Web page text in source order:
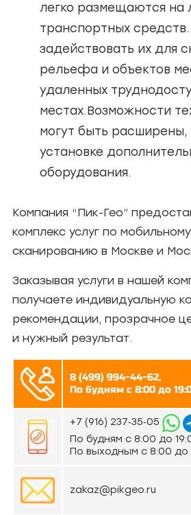
легко размещаются на
транспортных
задействовать их для
рельефа и объектов
удаленных
местах.Возможности
могут быть расширены,
установке
оборудования.
Компания “Пик-Гео”
комплекс услуг по
сканированию в Москве и
Заказывая услуги в нашей
получаете индивидуальную
рекомендации, прозрачное
и нужный результат.
8 (499) 994-44-62,
По будням с 8:00 до
‪+7 (916) 237‑35‑05‬
По будням с 8:00 до
По выходным с 8:00 до
zakaz@pikgeo.ru